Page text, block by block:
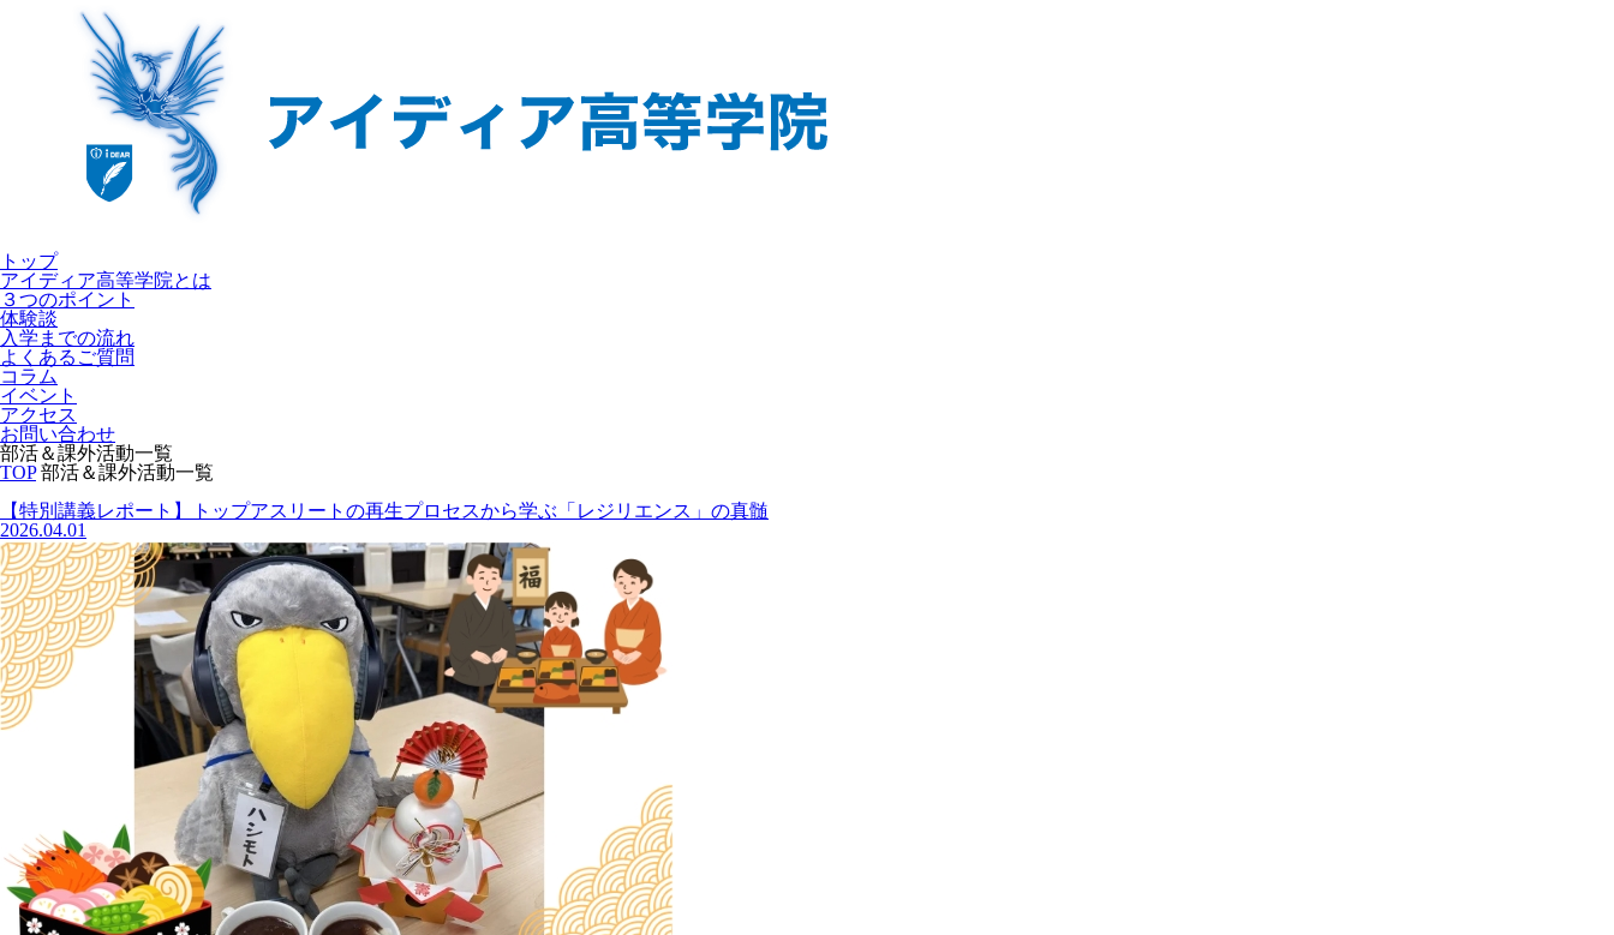
トップ
アイディア高等学院とは
３つのポイント
体験談
入学までの流れ
よくあるご質問
コラム
イベント
アクセス
お問い合わせ
部活＆課外活動一覧
TOP 部活＆課外活動一覧
【特別講義レポート】トップアスリートの再生プロセスから学ぶ「レジリエンス」の真髄
2026.04.01